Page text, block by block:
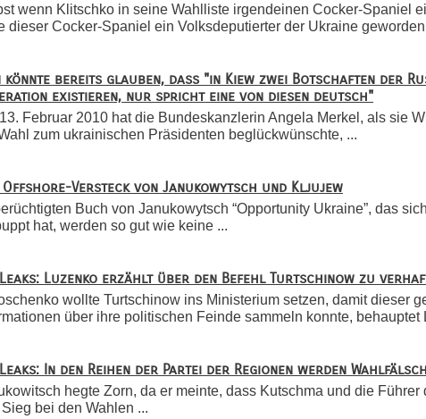
wenn Klitschko in seine Wahlliste irgendeinen Cocker-Spaniel
dieser Cocker-Spaniel ein Volksdeputierter der Ukraine
könnte bereits glauben, dass "in Kiew zwei Botschaften der
existieren, nur spricht eine von diesen deutsch"
Februar 2010 hat die Bundeskanzlerin Angela Merkel, als sie
zum ukrainischen Präsidenten beglückwünschte, ...
Offshore-Versteck von Janukowytsch und Kljujew
Buch von Janukowytsch “Opportunity Ukraine”, das
hat, werden so gut wie keine ...
Luzenko erzählt über den Befehl Turtschinow zu
wollte Turtschinow ins Ministerium setzen, damit dieser
über ihre politischen Feinde sammeln konnte, behauptet
In den Reihen der Partei der Regionen werden
hegte Zorn, da er meinte, dass Kutschma und die Führer
bei den Wahlen ...